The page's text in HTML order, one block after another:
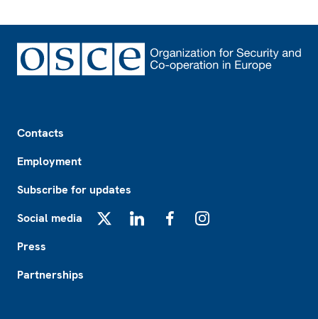
Contacts
Employment
Subscribe for updates
Social media
Press
Partnerships